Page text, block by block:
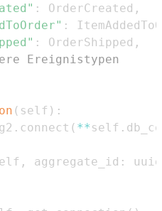
: OrderCreated ,
:
: OrderShipped ,
Ereignistypen
( self ) :
. connect ( ** self .
, aggregate_id :
uuid